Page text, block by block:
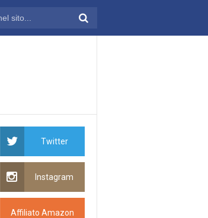
Twitter
Instagram
Affiliato Amazon